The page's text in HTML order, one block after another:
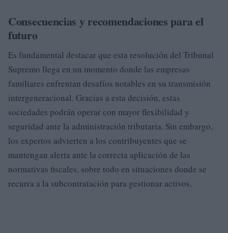
Consecuencias y recomendaciones para el
futuro
Es fundamental destacar que esta resolución del Tribunal
Supremo llega en un momento donde las empresas
familiares enfrentan desafíos notables en su transmisión
intergeneracional. Gracias a esta decisión, estas
sociedades podrán operar con mayor flexibilidad y
seguridad ante la administración tributaria. Sin embargo,
los expertos advierten a los contribuyentes que se
mantengan alerta ante la correcta aplicación de las
normativas fiscales, sobre todo en situaciones donde se
recurra a la subcontratación para gestionar activos.